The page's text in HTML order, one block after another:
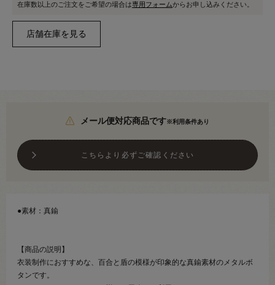
在庫数以上のご注文をご希望の場合は専用フォームからお申し込みください。
メール便対応商品です※利用条件あり
こちらより必ずご確認ください
●素材：真鍮
【商品の説明】
衣装制作におすすめな、百合と盾の模様が印象的な真鍮素材のメタルボ
タンです。